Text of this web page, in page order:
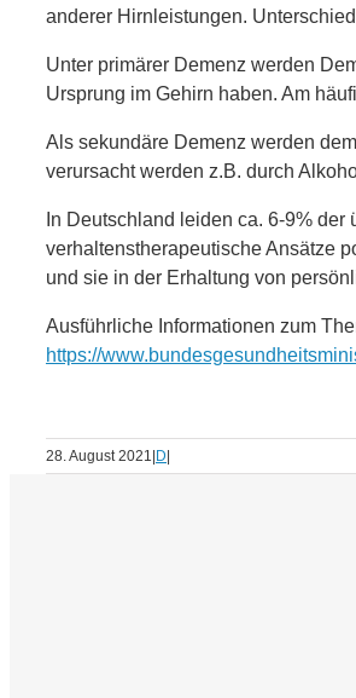
anderer Hirnleistungen.
Unter primärer Demenz werden
Ursprung im Gehirn haben. Am
Als sekundäre Demenz werden
verursacht werden z.B. durch
In Deutschland leiden ca. 6-9%
verhaltenstherapeutische Ansätze
und sie in der Erhaltung von
Ausführliche Informationen zum
https://
28. August 2021 D